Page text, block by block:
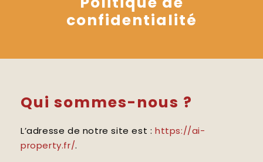
confidentialité
Qui sommes-nous ?
L’adresse de notre site est :https://ai-
property.fr/.